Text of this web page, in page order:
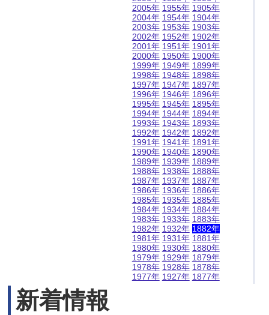
2005年
2004年
2003年
2002年
2001年
2000年
1999年
1998年
1997年
1996年
1995年
1994年
1993年
1992年
1991年
1990年
1989年
1988年
1987年
1986年
1985年
1984年
1983年
1982年
1981年
1980年
1979年
1978年
1977年
1955年
1954年
1953年
1952年
1951年
1950年
1949年
1948年
1947年
1946年
1945年
1944年
1943年
1942年
1941年
1940年
1939年
1938年
1937年
1936年
1935年
1934年
1933年
1932年
1931年
1930年
1929年
1928年
1927年
1905年
1904年
1903年
1902年
1901年
1900年
1899年
1898年
1897年
1896年
1895年
1894年
1893年
1892年
1891年
1890年
1889年
1888年
1887年
1886年
1885年
1884年
1883年
1882年
1881年
1880年
1879年
1878年
1877年
新着情報